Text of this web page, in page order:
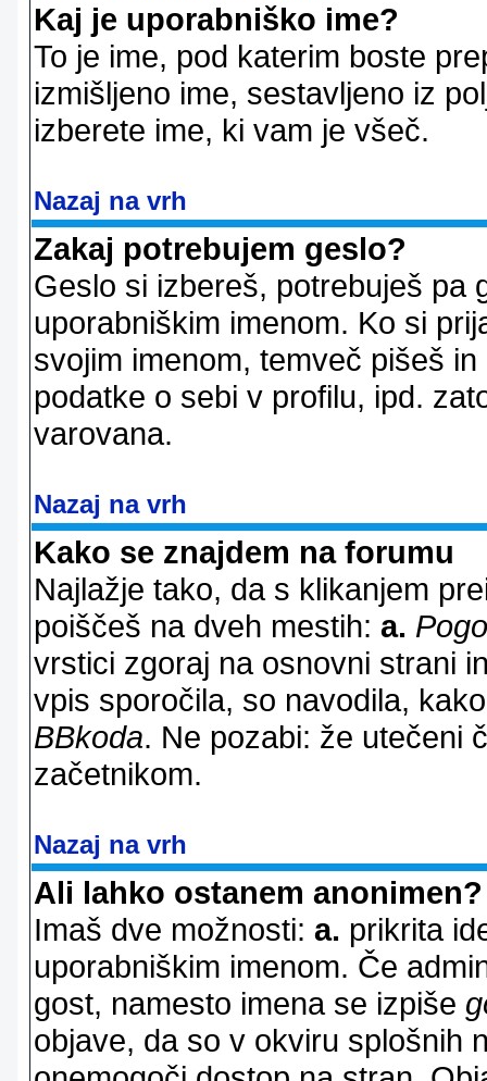
Kaj je uporabniško ime?
To je ime, pod katerim boste
izmišljeno ime, sestavljeno iz
izberete ime, ki vam je všeč.
Nazaj na vrh
Zakaj potrebujem geslo?
Geslo si izbereš, potrebuješ pa
uporabniškim imenom. Ko si
svojim imenom, temveč pišeš
podatke o sebi v profilu, ipd.
varovana.
Nazaj na vrh
Kako se znajdem na forumu
Najlažje tako, da s klikanjem
poiščeš na dveh mestih: a.
vrstici zgoraj na osnovni strani
vpis sporočila, so navodila,
BBkoda. Ne pozabi: že utečeni
začetnikom.
Nazaj na vrh
Ali lahko ostanem anonimen?
Imaš dve možnosti: a. prikrita
uporabniškim imenom. Če
gost, namesto imena se izpiše
objave, da so v okviru splošnih